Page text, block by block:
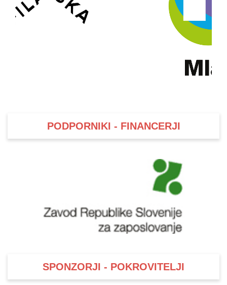
PODPORNIKI - FINANCERJI
SPONZORJI - POKROVITELJI